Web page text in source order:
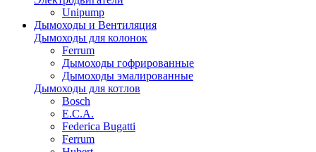
Unipump
Дымоходы и Вентиляция
Дымоходы для колонок
Ferrum
Дымоходы гофрированные
Дымоходы эмалированные
Дымоходы для котлов
Bosch
E.C.A.
Federica Bugatti
Ferrum